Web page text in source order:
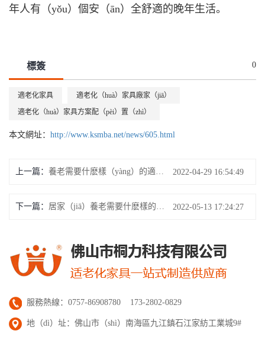
年人有（yǒu）個安（ān）全舒適的晚年生活。
標簽 0
適老化家具
適老化（huà）家具廠家（jiā）
適老化（huà）家具方案配（pèi）置（zhì）
本文網址： http://www.ksmba.net/news/605.html
上一篇： 2022-04-29 16:54:49
下一篇： 2022-05-13 17:24:27
服務熱線：0757-86908780 173-2802-0829
地（dì）址：佛山市（shì）南海區九江鎮石江家紡工業城9#